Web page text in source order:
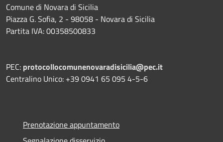
Comune di Novara di Sicilia
Piazza G. Sofia, 2 - 98058 - Novara di Sicilia
Partita IVA: 00358500833
PEC: protocollocomunenovaradisicilia@pec.it
Centralino Unico: +39 0941 65 095 4-5-6
Prenotazione appuntamento